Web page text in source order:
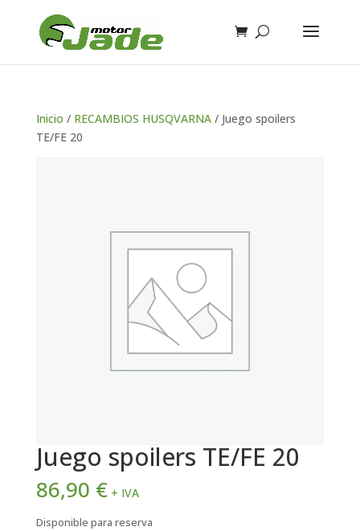
Inicio / RECAMBIOS HUSQVARNA/ Juego spoilers
TE/FE 20
Juego spoilers TE/FE 20
86,90 € + IVA
Disponible para reserva